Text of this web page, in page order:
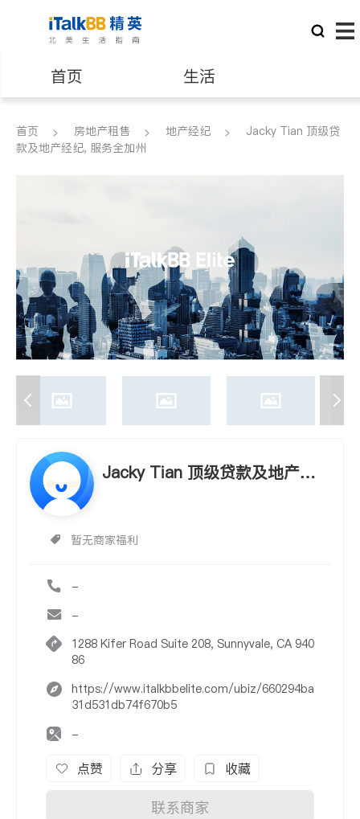
首页 生活
医生 律师
养老 非盈利组织
首页 房地产租售 地产经纪
Jacky Tian 顶级贷
款及地产经纪, 服务全加州
Jacky Tian 顶级贷款及地产经
暂无商家福利
-
-
1288 Kifer Road Suite 208, Sunnyvale, CA 940
86
https://www.italkbbelite.com/ubiz/660294ba
31d531db74f670b5
-
点赞 分享 收藏
联系商家